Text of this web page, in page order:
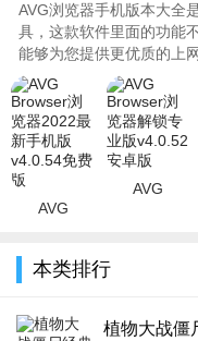
AVG浏览器手机版本大全
具，这款软件里面的功能
能够为您提供更优质的上
键上网，更方便快捷，找
整理了相关的中文版、手
的需求进行下载，喜欢的
AVG
新手机版
版
AVG
本类排行
植物大战僵